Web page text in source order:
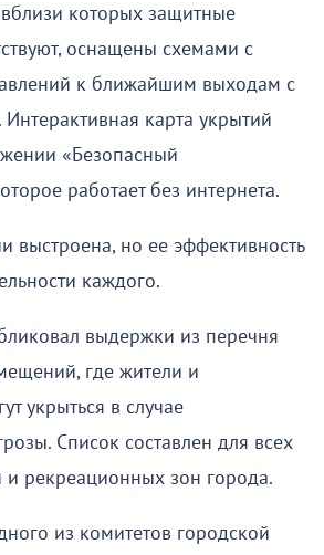
которых защитные
оснащены схемами с
к ближайшим выходам с
карта укрытий
«Безопасный
работает без интернета.
выстроена, но ее эффективность
каждого.
выдержки из перечня
где жители и
укрыться в случае
Список составлен для всех
рекреационных зон города.
из комитетов городской